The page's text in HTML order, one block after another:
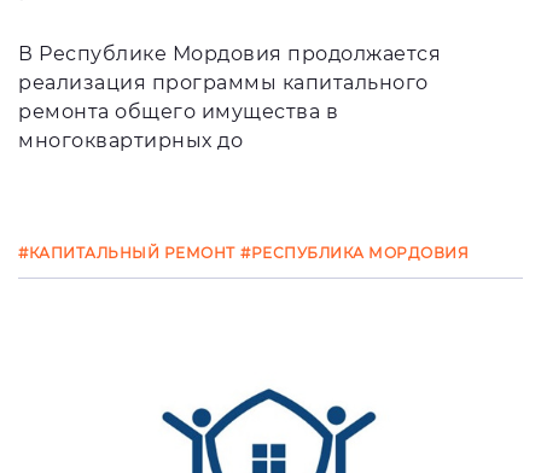
В Республике Мордовия продолжается
реализация программы капитального
ремонта общего имущества в
многоквартирных до
#КАПИТАЛЬНЫЙ РЕМОНТ #РЕСПУБЛИКА МОРДОВИЯ